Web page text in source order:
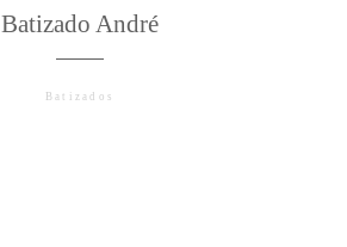
Batizado André
Batizados